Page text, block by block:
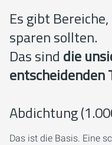
Es gibt
sparen sollten.
Das sind die
entscheidenden
Abdichtung
Das ist die Basis. Eine